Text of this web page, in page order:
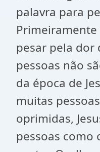
palavra para
pesar pela dor
pessoas não
da época de
muitas
oprimidas,
pessoas como